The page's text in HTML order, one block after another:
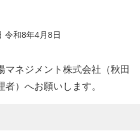
和8年4月8日
マネジメント株式会社（秋田
）へお願いします。